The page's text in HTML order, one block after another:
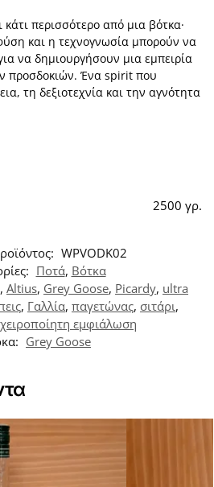
περισσότερο από μια βότκα·
και η τεχνογνωσία μπορούν να
να δημιουργήσουν μια εμπειρία
προσδοκιών. Ένα spirit που
τη δεξιοτεχνία και την αγνότητα
2500 γρ.
WPVODK02
Ποτά, Βότκα
, Altius, Grey Goose, Picardy, ultra
, Γαλλία, παγετώνας, σιτάρι,
χειροποίητη εμφιάλωση
Grey Goose